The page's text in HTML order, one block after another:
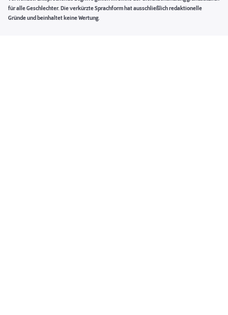
für alle Geschlechter. Die verkürzte Sprachform hat ausschließlich redaktionelle
Gründe und beinhaltet keine Wertung.